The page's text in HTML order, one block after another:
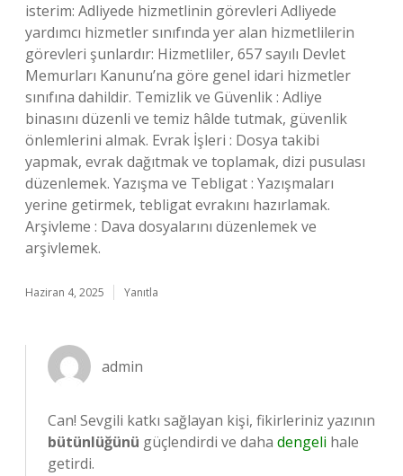
isterim: Adliyede hizmetlinin görevleri Adliyede
yardımcı hizmetler sınıfında yer alan hizmetlilerin
görevleri şunlardır: Hizmetliler, 657 sayılı Devlet
Memurları Kanunu’na göre genel idari hizmetler
sınıfına dahildir. Temizlik ve Güvenlik : Adliye
binasını düzenli ve temiz hâlde tutmak, güvenlik
önlemlerini almak. Evrak İşleri : Dosya takibi
yapmak, evrak dağıtmak ve toplamak, dizi pusulası
düzenlemek. Yazışma ve Tebligat : Yazışmaları
yerine getirmek, tebligat evrakını hazırlamak.
Arşivleme : Dava dosyalarını düzenlemek ve
arşivlemek.
Haziran 4, 2025 Yanıtla
admin
Can! Sevgili katkı sağlayan kişi, fikirleriniz yazının
bütünlüğünü güçlendirdi ve daha dengeli hale
getirdi.